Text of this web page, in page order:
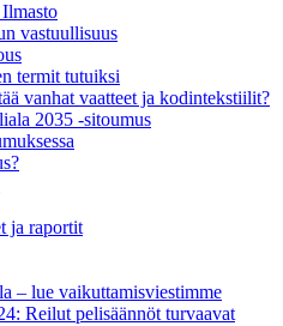
vastuullisuus
termit tutuiksi
vanhat vaatteet ja kodintekstiilit?
2035 -sitoumus
ja raportit
– lue vaikuttamis­viestimme
Reilut pelisäännöt turvaavat